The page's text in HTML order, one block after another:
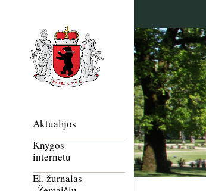
Aktualijos
Knygos
internetu
El. žurnalas